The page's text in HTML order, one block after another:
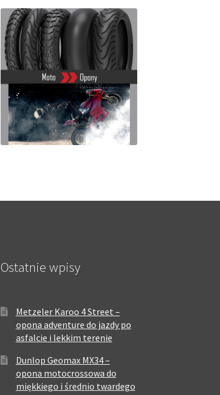
Ostatnie wpisy
Metzeler Karoo 4 Street –
opona adventure do jazdy po
asfalcie i lekkim terenie
Dunlop Geomax MX34 –
opona motocrossowa do
miękkiego i średnio twardego